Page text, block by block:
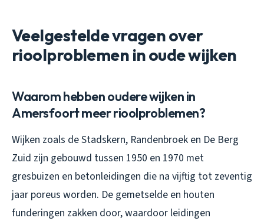
Veelgestelde vragen over
rioolproblemen in oude wijken
Waarom hebben oudere wijken in
Amersfoort meer rioolproblemen?
Wijken zoals de Stadskern, Randenbroek en De Berg
Zuid zijn gebouwd tussen 1950 en 1970 met
gresbuizen en betonleidingen die na vijftig tot zeventig
jaar poreus worden. De gemetselde en houten
funderingen zakken door, waardoor leidingen